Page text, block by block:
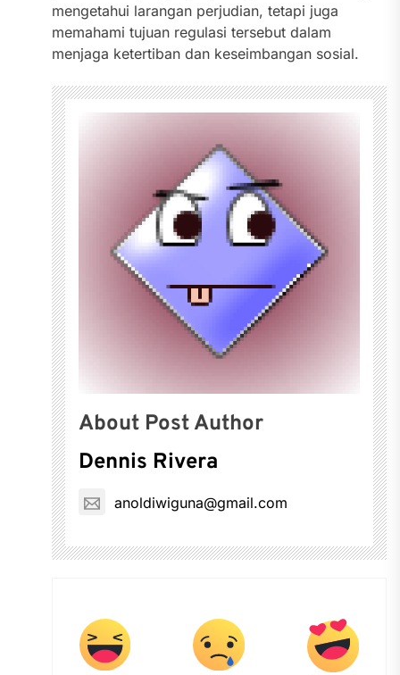
mengetahui larangan perjudian, tetapi juga
memahami tujuan regulasi tersebut dalam
menjaga ketertiban dan keseimbangan sosial.
About Post Author
Dennis Rivera
anoldiwiguna@gmail.com